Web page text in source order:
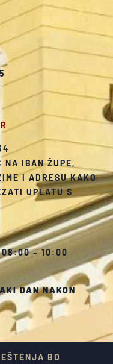
NA IBAN ŽUPE,
I ADRESU KAKO
UPLATU S
08:00 – 10:00
DAN NAKON
BD